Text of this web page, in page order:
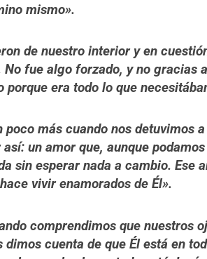
mismo».
de nuestro interior y en
fue algo forzado, y no gracias
era todo lo que
más cuando nos detuvimos
un amor que, aunque
sin esperar nada a cambio. Ese
vivir enamorados de Él».
comprendimos que nuestros
cuenta de que Él está en